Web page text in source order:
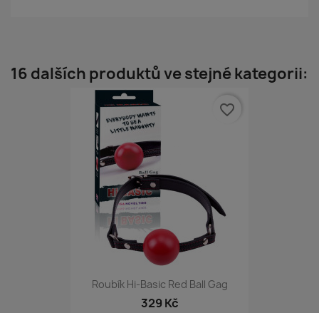
16 dalších produktů ve stejné kategorii:
Roubík Hi-Basic Red Ball Gag
329 Kč
favorite_border